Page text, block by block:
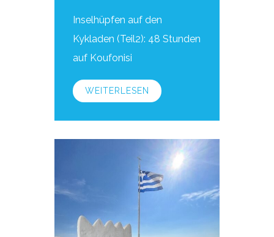
Inselhüpfen auf den
Kykladen (Teil2): 48 Stunden
auf Koufonisi
WEITERLESEN